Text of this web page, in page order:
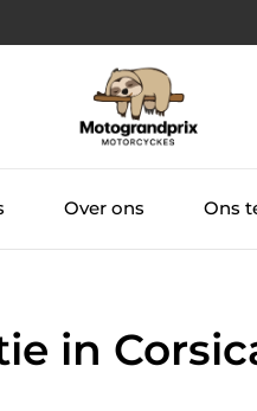
Over ons Ons
in